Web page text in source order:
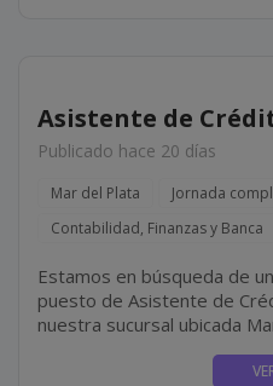
Asistente de
Publicado hace 20 días
Mar del Plata Jornada
Contabilidad, Finanzas y Banca
Estamos en búsqueda de
puesto de Asistente de
nuestra sucursal ubicada
soporte administrativo a la
principalmente con la